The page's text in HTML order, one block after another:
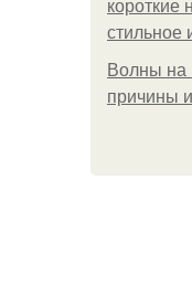
короткие
стильное
Волны на
причины